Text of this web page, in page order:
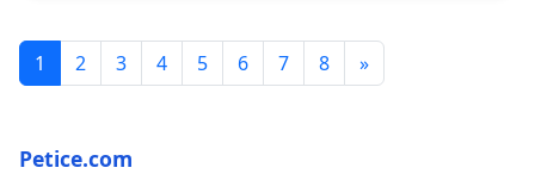
1 2 3 4 5 6 7 8 »
Petice.com